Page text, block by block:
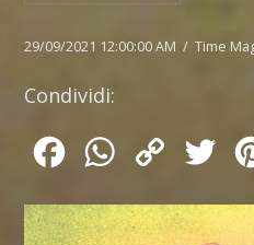
29/09/2021 12:00:00 AM / Time
Condividi:
FacebookWhatsApp
Copy